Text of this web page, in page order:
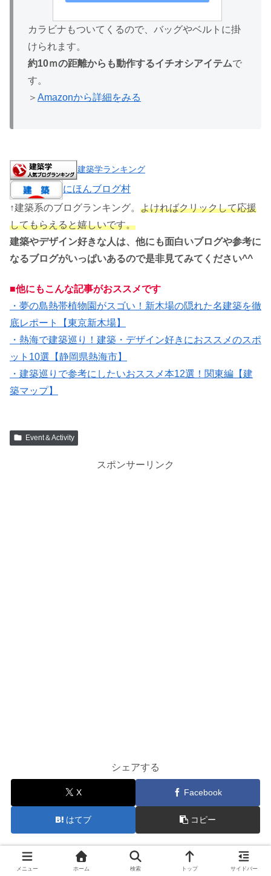
カラビナもついてくるので、バッグやベルトに掛
けられます。
約10ｍの距離からも動作するイチオシアイテムで
す。
＞ Amazonから詳細をみる
建築学ランキング
にほんブログ村
↑建築系のブログランキング。 よければクリックして応援
してもらえると嬉しいです。
建築やデザイン好きな人は、他にも面白いブログや参考に
なるブログがいっぱいあるので是非見てみてください^^
■他にもこんな記事がおススメです
・夢の島熱帯植物園がスゴい！新木場の隠れた名建築を徹
底レポート【東京新木場】
・熱海で建築巡り！建築・デザイン好きにおススメのスポ
ット10選【静岡県熱海市】
・建築巡りで参考にしたいおススメ本12選！関東編【建
築マップ】
Event＆Activity
スポンサーリンク
シェアする
X Facebook
はてブ コピー
やま菜をフォローする
メニュー ホーム 検索 トップ サイドバー